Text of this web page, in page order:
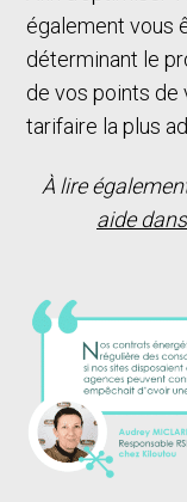
également vous
déterminant le
de vos points de
tarifaire la plus
À lire
aide